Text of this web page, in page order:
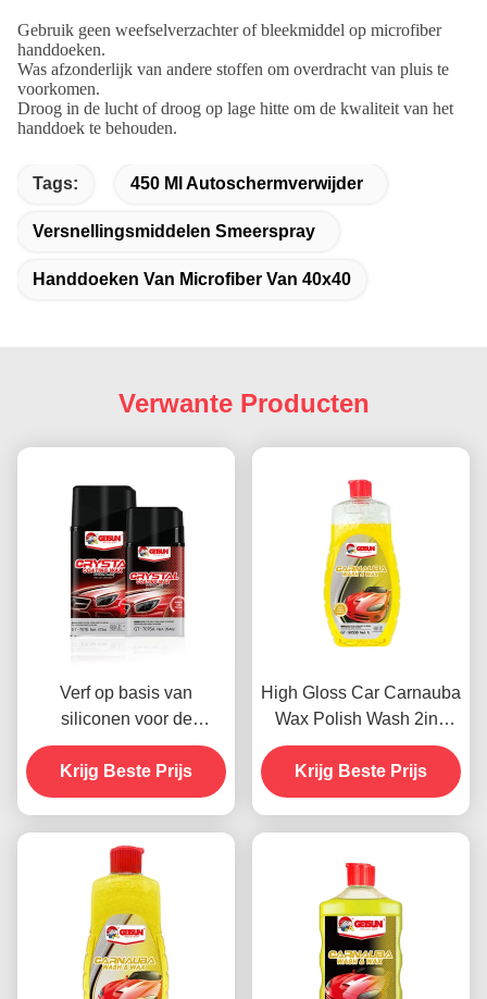
Gebruik geen weefselverzachter of bleekmiddel op microfiber
handdoeken.
Was afzonderlijk van andere stoffen om overdracht van pluis te
voorkomen.
Droog in de lucht of droog op lage hitte om de kwaliteit van het
handdoek te behouden.
Tags: 450 Ml Autoschermverwijder
Versnellingsmiddelen Smeerspray
Handdoeken Van Microfiber Van 40x40
Verwante Producten
Verf op basis van
siliconen voor de
autoverzorging Crystal
Coating Wax Dustproof
450g
Krijg Beste Prijs
High Gloss Car Carnauba
Wax Polish Wash 2in1
Waterdicht
Krabbenbestand
Krijg Beste Prijs